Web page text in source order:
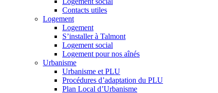
Contacts utiles
Logement
Logement
S’installer à Talmont
Logement social
Logement pour nos aînés
Urbanisme
Urbanisme et PLU
Procédures d’adaptation du PLU
Plan Local d’Urbanisme